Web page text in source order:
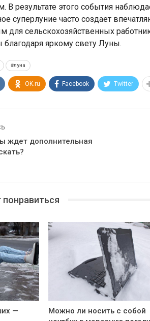
результате этого события
суперлуние часто создает
для сельскохозяйственных
благодаря яркому свету Луны.
#луна
OK.ru Facebook Twitter
ждет дополнительная
—
Можно ли носить с собой